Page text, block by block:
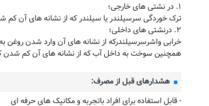
۱. در نشتی های خارجی؛
ترک خوردگی سرسیلندر یا سیلندر که از نشانه های آن کم
۲. درنشتی های داخلی؛
خرابی واشرسرسیلندرکه از نشانه های آن وارد شدن
همچنین سوخت به داخل آب که از نشانه های آن کم شدن
هشدارهای قبل از مصرف:
- قابل استفاده برای افراد باتجربه و مکانیک های حرفه ای